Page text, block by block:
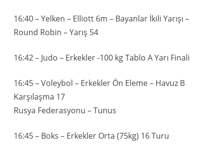
16:40 – Yelken – Elliott 6m – Bayanlar İkili Yarışı –
Round Robin – Yarış 54
16:42 – Judo – Erkekler -100 kg Tablo A Yarı Finali
16:45 – Voleybol – Erkekler Ön Eleme – Havuz B
Karşılaşma 17
Rusya Federasyonu – Tunus
16:45 – Boks – Erkekler Orta (75kg) 16 Turu